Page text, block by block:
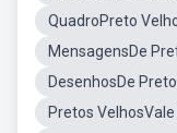
QuadroPreto
MensagensDe
DesenhosDe
Pretos